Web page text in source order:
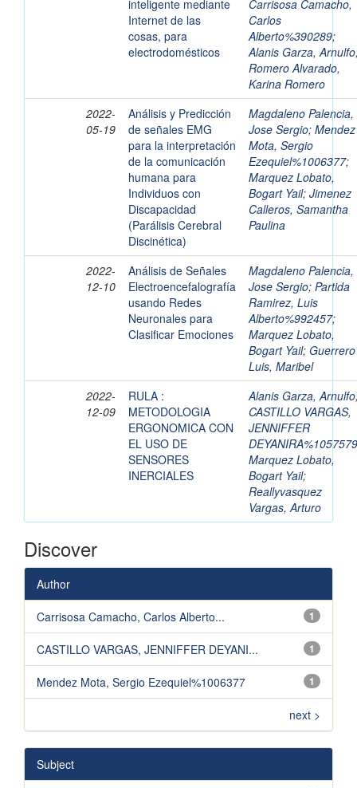
inteligente mediante
Internet de las
cosas, para
electrodomésticos
Carrisosa Camacho,
Carlos
Alberto%390289;
Alanis Garza, Arnulfo
Romero Alvarado,
Karina Romero
2022-
05-19
Análisis y Predicción
de señales EMG
para la interpretación
de la comunicación
humana para
Individuos con
Discapacidad
(Parálisis Cerebral
Discinética)
Magdaleno Palencia,
Jose Sergio; Mendez
Mota, Sergio
Ezequiel%1006377;
Marquez Lobato,
Bogart Yail; Jimenez
Calleros, Samantha
Paulina
2022-
12-10
Análisis de Señales
Electroencefalografía
usando Redes
Neuronales para
Clasificar Emociones
Magdaleno Palencia,
Jose Sergio; Partida
Ramirez, Luis
Alberto%992457;
Marquez Lobato,
Bogart Yail; Guerrero
Luis, Maribel
2022-
12-09
RULA :
METODOLOGIA
ERGONOMICA CON
EL USO DE
SENSORES
INERCIALES
Alanis Garza, Arnulfo
CASTILLO VARGAS,
JENNIFFER
DEYANIRA%1057579
Marquez Lobato,
Bogart Yail;
Reallyvasquez
Vargas, Arturo
Discover
Author
1
Carrisosa Camacho, Carlos Alberto...
1
CASTILLO VARGAS, JENNIFFER DEYANI...
1
Mendez Mota, Sergio Ezequiel%1006377
next >
Subject